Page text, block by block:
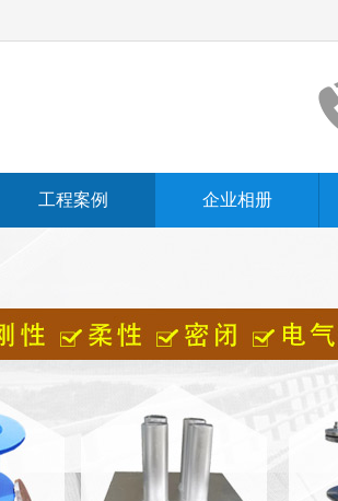
工程案例 企业相册